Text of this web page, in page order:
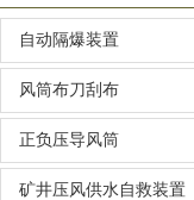
自动隔爆装置
风筒布刀刮布
正负压导风筒
矿井压风供水自救装置